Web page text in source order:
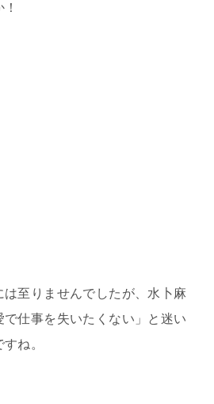
至りませんでしたが、水卜麻
仕事を失いたくない」と迷い
ね。